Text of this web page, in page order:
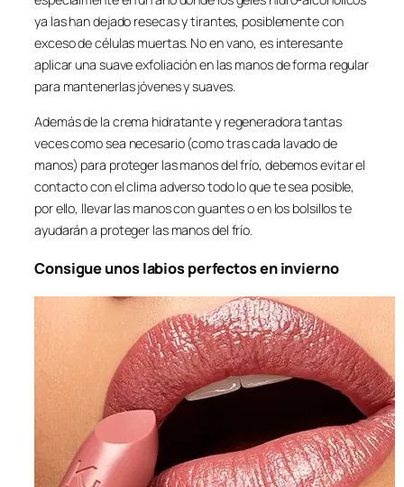
ya las han dejado resecas y tirantes, posiblemente con
exceso de células muertas. No en vano, es interesante
aplicar una suave exfoliación en las manos de forma regular
para mantenerlas jóvenes y suaves.
Además de la crema hidratante y regeneradora tantas
veces como sea necesario (como tras cada lavado de
manos) para proteger las manos del frío, debemos evitar el
contacto con el clima adverso todo lo que te sea posible,
por ello, llevar las manos con guantes o en los bolsillos te
ayudarán a proteger las manos del frío.
Consigue unos labios perfectos en invierno